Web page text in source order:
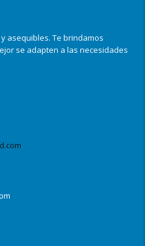
asequibles. Te brindamos
se adapten a las necesidades